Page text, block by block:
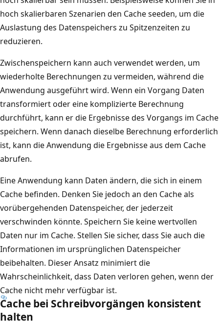
a
t
e
n
b
a
n
k
,
d
i
e
l
s
Z
y
l
i
n
d
e
r
d
D
a
t
n
b
a
n
k
v
e
r
b
u
n
d
e
n
s
i
n
d
.
hoch skalierbaren Szenarien den Cache seeden, um die
Auslastung des Datenspeichers zu Spitzenzeiten zu
reduzieren.
Zwischenspeichern kann auch verwendet werden, um
wiederholte Berechnungen zu vermeiden, während die
Anwendung ausgeführt wird. Wenn ein Vorgang Daten
transformiert oder eine komplizierte Berechnung
durchführt, kann er die Ergebnisse des Vorgangs im Cache
speichern. Wenn danach dieselbe Berechnung erforderlich
ist, kann die Anwendung die Ergebnisse aus dem Cache
abrufen.
Eine Anwendung kann Daten ändern, die sich in einem
Cache befinden. Denken Sie jedoch an den Cache als
vorübergehenden Datenspeicher, der jederzeit
verschwinden könnte. Speichern Sie keine wertvollen
Daten nur im Cache. Stellen Sie sicher, dass Sie auch die
Informationen im ursprünglichen Datenspeicher
beibehalten. Dieser Ansatz minimiert die
Wahrscheinlichkeit, dass Daten verloren gehen, wenn der
Cache nicht mehr verfügbar ist.
Cache bei Schreibvorgängen konsistent
halten